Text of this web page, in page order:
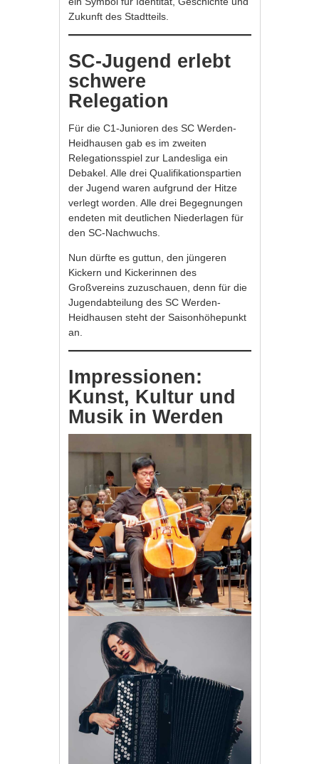
Zukunft des Stadtteils.
SC-Jugend erlebt
schwere
Relegation
Für die C1-Junioren des SC Werden-
Heidhausen gab es im zweiten
Relegationsspiel zur Landesliga ein
Debakel. Alle drei Qualifikationspartien
der Jugend waren aufgrund der Hitze
verlegt worden. Alle drei Begegnungen
endeten mit deutlichen Niederlagen für
den SC-Nachwuchs.
Nun dürfte es guttun, den jüngeren
Kickern und Kickerinnen des
Großvereins zuzuschauen, denn für die
Jugendabteilung des SC Werden-
Heidhausen steht der Saisonhöhepunkt
an.
Impressionen:
Kunst, Kultur und
Musik in Werden